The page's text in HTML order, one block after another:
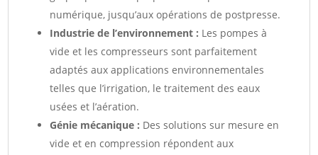
numérique, jusqu’aux opérations de postpresse.
Industrie de l’environnement : Les pompes à
vide et les compresseurs sont parfaitement
adaptés aux applications environnementales
telles que l’irrigation, le traitement des eaux
usées et l’aération.
Génie mécanique : Des solutions sur mesure en
vide et en compression répondent aux